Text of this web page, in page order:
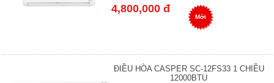
4,800,000 đ
Mới
ĐIỀU HÒA CASPER SC-12FS33 1 CHIỀU
12000BTU